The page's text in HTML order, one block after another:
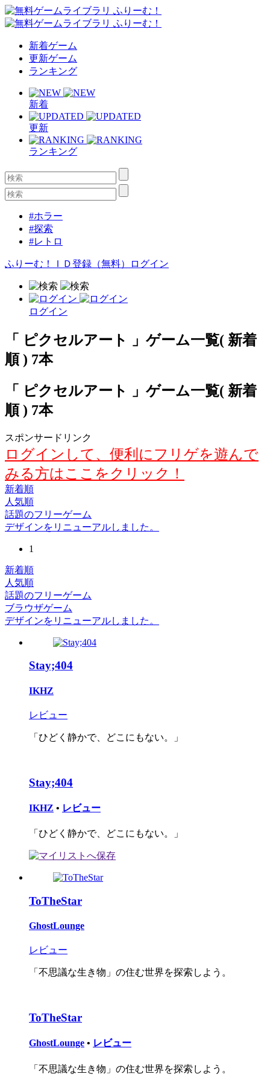
新着ゲーム
更新ゲーム
ランキング
新着
更新
ランキング
#ホラー
#探索
#レトロ
ふりーむ！ＩＤ登録（無料） ログイン
ログイン
「 ピクセルアート 」ゲーム一覧( 新着
順 ) 7本
「 ピクセルアート 」ゲーム一覧( 新着
順 ) 7本
スポンサードリンク
ログインして、便利にフリゲを遊んで
みる方はここをクリック！
新着順
人気順
話題のフリーゲーム
デザインをリニューアルしました。
1
新着順
人気順
話題のフリーゲーム
ブラウザゲーム
デザインをリニューアルしました。
Stay;404
IKHZ
レビュー
「ひどく静かで、どこにもない。」
Stay;404
IKHZ • レビュー
「ひどく静かで、どこにもない。」
ToTheStar
GhostLounge
レビュー
「不思議な生き物」の住む世界を探索しよう。
ToTheStar
GhostLounge • レビュー
「不思議な生き物」の住む世界を探索しよう。